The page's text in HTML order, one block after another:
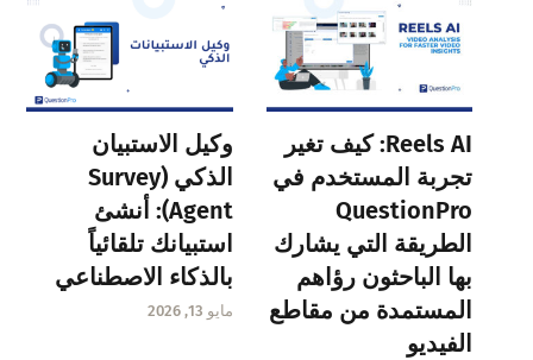
Reels AI: كيف تغير
تجربة المستخدم في
QuestionPro
الطريقة التي يشارك
بها الباحثون رؤاهم
المستمدة من مقاطع
الفيديو
وكيل الاستبيان
الذكي (Survey
Agent): أنشئ
استبيانك تلقائياً
بالذكاء الاصطناعي
مايو 13, 2026